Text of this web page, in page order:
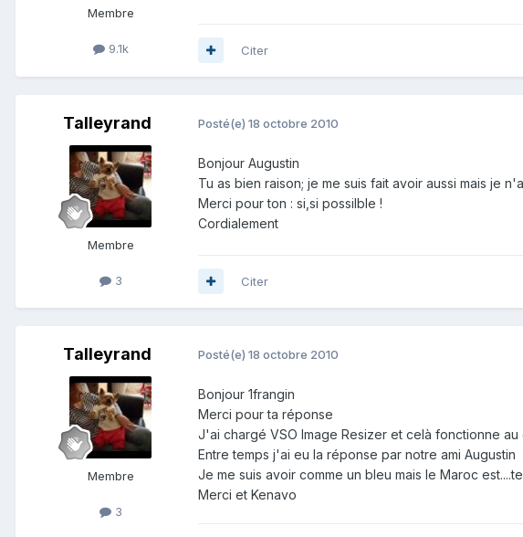
Membre
9.1k Citer
Talleyrand
Membre
3
Posté(e) 18 octobre 2010
Bonjour Augustin
Tu as bien raison; je me suis fait avoir aussi mais je
Merci pour ton : si,si possilble !
Cordialement
Citer
Talleyrand
Membre
3
Posté(e) 18 octobre 2010
Bonjour 1frangin
Merci pour ta réponse
J'ai chargé VSO Image Resizer et celà fonctionne au
Entre temps j'ai eu la réponse par notre ami Augustin
Je me suis avoir comme un bleu mais le Maroc
Merci et Kenavo